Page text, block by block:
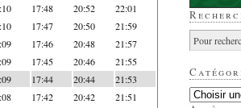
17:48 20:52 22:01
17:47 20:50 21:59
17:46 20:48 21:57
17:45 20:46 21:55
17:44 20:44 21:53
17:42 20:42 21:51